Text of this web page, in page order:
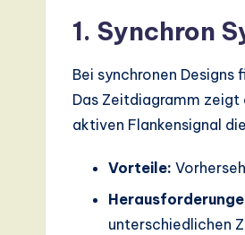
1. Synchron
Bei synchronen
Das Zeitdiagramm
aktiven Flankensignal
Vorteile:
unterschiedlichen